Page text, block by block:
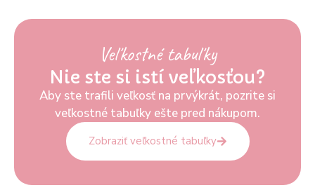
Veľkostné tabuľky
Nie ste si istí veľkosťou?
Aby ste trafili veľkosť na prvýkrát, pozrite si
veľkostné tabuľky ešte pred nákupom.
Zobraziť veľkostné tabuľky